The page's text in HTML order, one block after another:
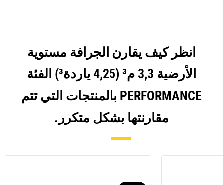
انظر كيف يقارن ‏‫الجرافة مستوية
الأرضية 3,3 م³ (4,25 ياردة³) الفئة
PERFORMANCE بالمنتجات التي تتم
مقارنتها بشكل متكرر.